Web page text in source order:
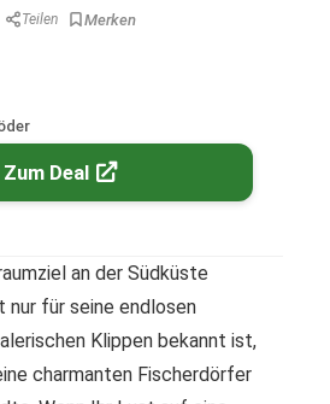
Teilen
Zum Deal
an der Südküste
nur für seine endlosen
Klippen bekannt ist,
charmanten Fischerdörfer